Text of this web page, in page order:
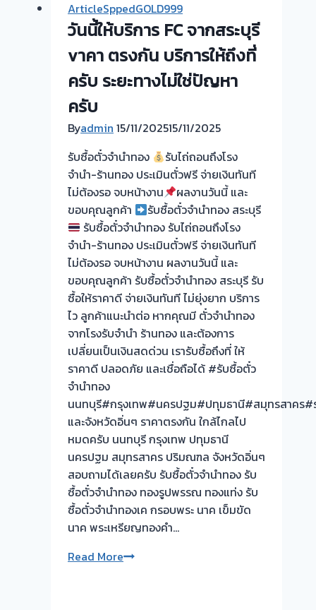
ArticleSppedGOLD999
วันนี้ให้บริการ FC จากสระบุรี
vาคา ตรงกัน บริการให้ถึงที่
ครับ ระยะทางไม่ใช่ปัญหา
ครับ
Byadmin 15/11/202515/11/2025
รับซื้อตั๋วจำนำทอง
รับไถ่ถอนถึงโรง
จำนำ-ร้านทอง ประเมินตั๋วฟรี จ่ายเงินทันที
ไม่ต้องรอ จบหน้างาน
ผลงานวันนี้ และ
ขอบคุณลูกค้า
รับซื้อตั๋วจำนำทอง สระบุรี
รับซื้อตั๋วจำนำทอง รับไถ่ถอนถึงโรง
จำนำ-ร้านทอง ประเมินตั๋วฟรี จ่ายเงินทันที
ไม่ต้องรอ จบหน้างาน ผลงานวันนี้ และ
ขอบคุณลูกค้า รับซื้อตั๋วจำนำทอง สระบุรี รับ
ซื้อให้ราคาดี จ่ายเงินทันที ไม่ยุ่งยาก บริการ
ไว ลูกค้าแนะนำต่อ หากคุณมี ตั๋วจำนำทอง
จากโรงรับจำนำ ร้านทอง และต้องการ
เปลี่ยนเป็นเงินสดด่วน เรารับซื้อถึงที่ ให้
ราคาดี ปลอดภัย และเชื่อถือได้ #รับซื้อตั๋ว
จำนำทอง
นนทบุรี#กรุงเทพ#นครปฐม#ปทุมธานี#สมุทรสาคร#
และจังหวัดอิ่นๆ ราคาตรงกัน ใกล้ไกลไป
หมดครับ นนทบุรี กรุงเทพ ปทุมธานี
นครปฐม สมุทรสาคร ปริมณฑล จังหวัดอิ่นๆ
สอบถามได้เลยครับ รับซื้อตั๋วจำนำทอง รับ
ซื้อตั๋วจำนำทอง ทองรูปพรรณ ทองแท่ง รับ
ซื้อตั๋วจำนำทองเค กรอบพระ นาค เข็มขัด
นาค พระเหรียญทองคำ…
Read Moreวัน